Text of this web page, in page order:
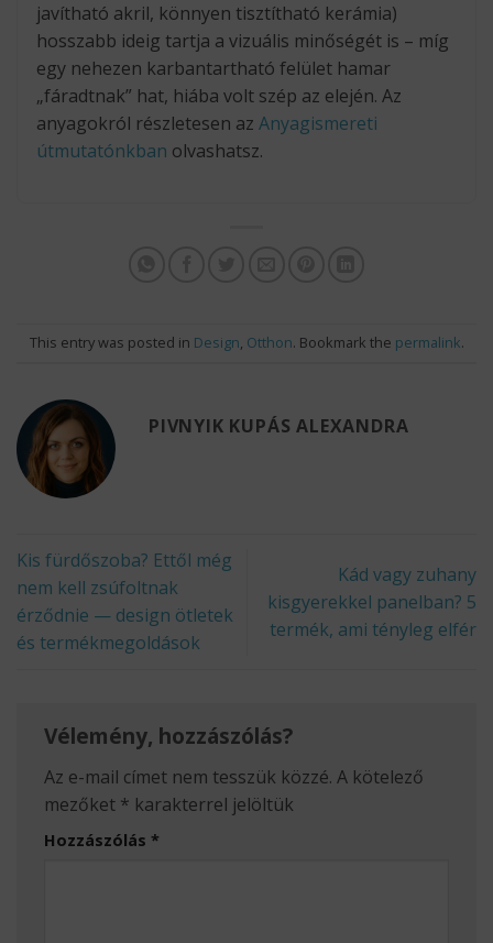
javítható akril, könnyen tisztítható kerámia)
hosszabb ideig tartja a vizuális minőségét is – míg
egy nehezen karbantartható felület hamar
„fáradtnak” hat, hiába volt szép az elején. Az
anyagokról részletesen az Anyagismereti
útmutatónkban olvashatsz.
This entry was posted in Design, Otthon. Bookmark the permalink.
PIVNYIK KUPÁS ALEXANDRA
Kis fürdőszoba? Ettől még
nem kell zsúfoltnak
érződnie — design ötletek
és termékmegoldások
Kád vagy zuhany
kisgyerekkel panelban? 5
termék, ami tényleg elfér
Vélemény, hozzászólás?
Az e-mail címet nem tesszük közzé. A kötelező
mezőket * karakterrel jelöltük
Hozzászólás *